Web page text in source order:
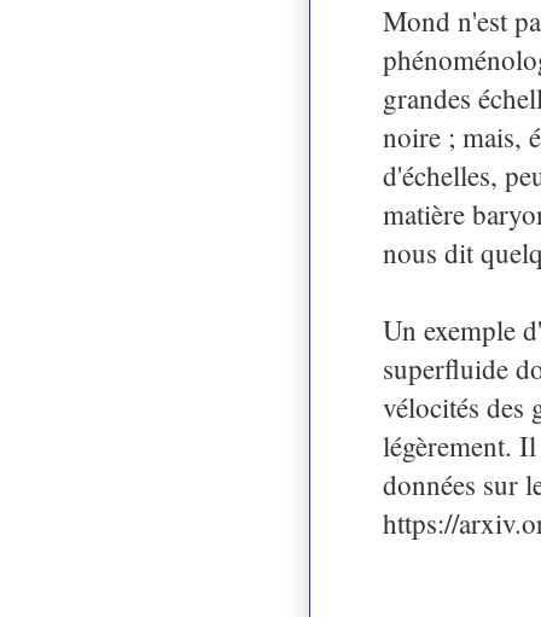
Mond n'est
grandes
noire ; mais,
d'échelles,
matière
nous dit
Un exemple
superfluide
vélocités des
légèrement.
données sur
https://